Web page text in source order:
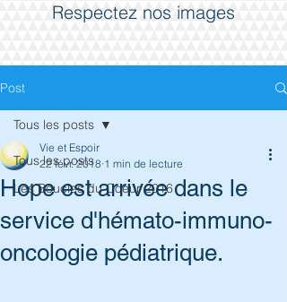
Respectez nos images
Post
Tous les posts
Les Boucles du Coeur 2016
Tous les posts
Hope est arrivée dans le
service d'hémato-immuno-
oncologie pédiatrique.
Vie et Espoir
22 févr. 2018 1 min de lecture